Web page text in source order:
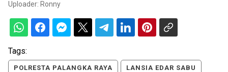
Uploader: Ronny
Tags:
POLRESTA PALANGKA RAYA LANSIA EDAR SABU